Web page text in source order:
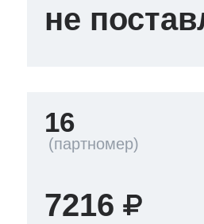
не
16
7216